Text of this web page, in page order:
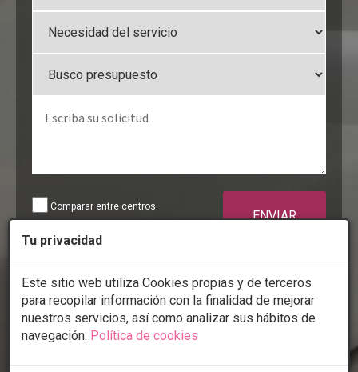
Tu privacidad
Este sitio web utiliza Cookies propias y de terceros
para recopilar información con la finalidad de mejorar
nuestros servicios, así como analizar sus hábitos de
navegación. Política de cookies
Comparar entre centros.
lapolítica de privacidadde
todoestetica.com
ENVIAR
Sólo a través de todoestetica calidad y
buen precio